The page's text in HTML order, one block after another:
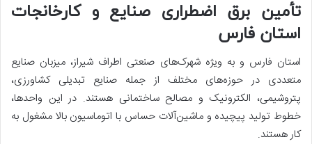
تأمین برق اضطراری صنایع و کارخانجات
استان فارس
استان فارس و به ویژه شهرک‌های صنعتی اطراف شیراز، میزبان صنایع
متعددی در حوزه‌های مختلف از جمله صنایع تبدیلی کشاورزی،
پتروشیمی، الکترونیک و مصالح ساختمانی هستند. در این واحدها،
خطوط تولید پیچیده و ماشین‌آلات حساس با اتوماسیون بالا مشغول به
کار هستند.